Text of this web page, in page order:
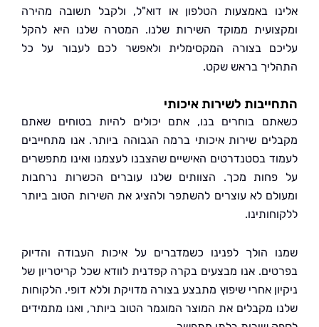
באמצעות הטלפון או דוא"ל, ולקבל תשובה מהירה
ממוקד השירות שלנו. המטרה שלנו היא להקל
בצורה המקסימלית ולאפשר לכם לעבור על כל
בראש שקט.
לשירות איכותי
בוחרים בנו, אתם יכולים להיות בטוחים שאתם
שירות איכותי ברמה הגבוהה ביותר. אנו מתחייבים
בסטנדרטים האישיים שהצבנו לעצמנו ואינו מתפשרים
מכך. הצוותים שלנו עוברים הכשרות נרחבות
לא עוצרים להשתפר ולהציג את השירות הטוב ביותר
הולך לפנינו כשמדברים על איכות העבודה והדיוק
אנו מבצעים בקרה קפדנית לוודא שכל קריטריון של
אחרי שיפוץ מתבצע בצורה מדויקת וללא דופי. הלקוחות
מקבלים את המוצר המוגמר הטוב ביותר, ואנו מתמידים